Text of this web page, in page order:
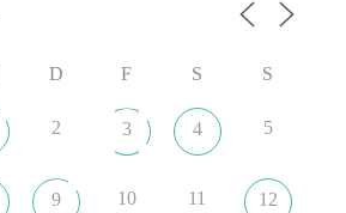
Waffenstillstand bzw. zu
und UN-Charta
D F S S
2 3 4 5
9 10 11 12